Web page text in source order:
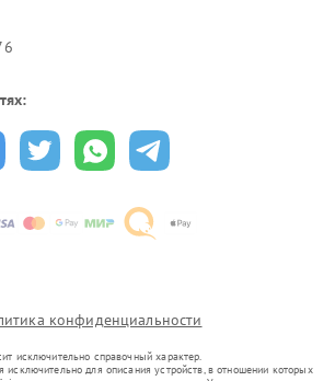
конфиденциальности
исключительно справочный характер.
исключительно для описания устройств, в отношении которых